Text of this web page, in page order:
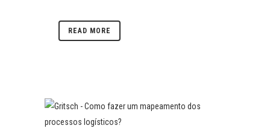
READ MORE